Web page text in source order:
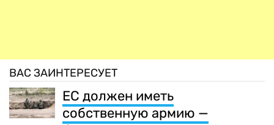
ВАС ЗАИНТЕРЕСУЕТ
ЕС должен иметь
собственную армию —